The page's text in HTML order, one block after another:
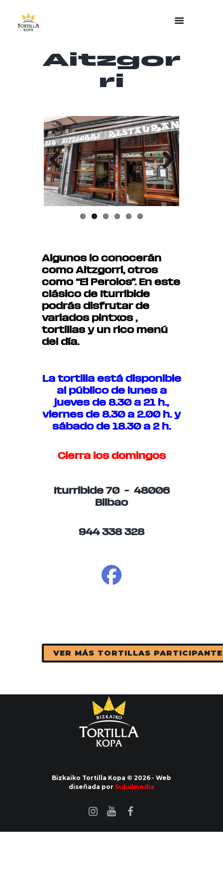
Aitzgor
ri
Previo
us
Next
Algunos lo conocerán
como Aitzgorri, otros
como “El Perolos”. En este
clásico de Iturribide
podrás disfrutar de
variados pintxos ,
tortillas y un rico menú
del día.
La tortilla está disponible
al público de lunes a
jueves de 8.30 a 21 h.,
viernes de 8.30 a 2.00 h. y
sábado de 18.30 a 2 h.
Cierra los domingos
Iturribide 70 – 48006
Bilbao
944 338 328
VER MÁS TORTILLAS
Bizkaiko Tortilla Kopa © 2026 - Web
diseñada por Sukalmedia